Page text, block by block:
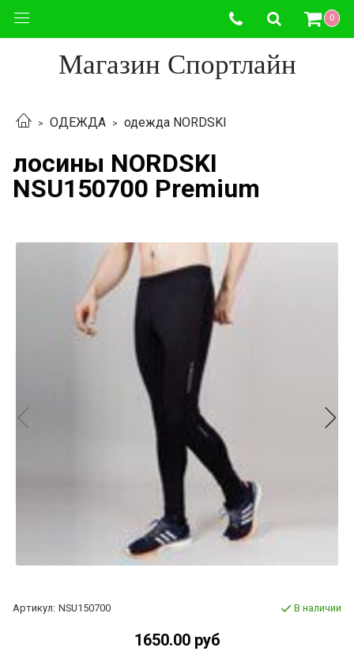
0
Магазин Спортлайн
ОДЕЖДА одежда NORDSKI
лосины NORDSKI
NSU150700 Premium
Артикул: NSU150700 В наличии
1650.00 руб